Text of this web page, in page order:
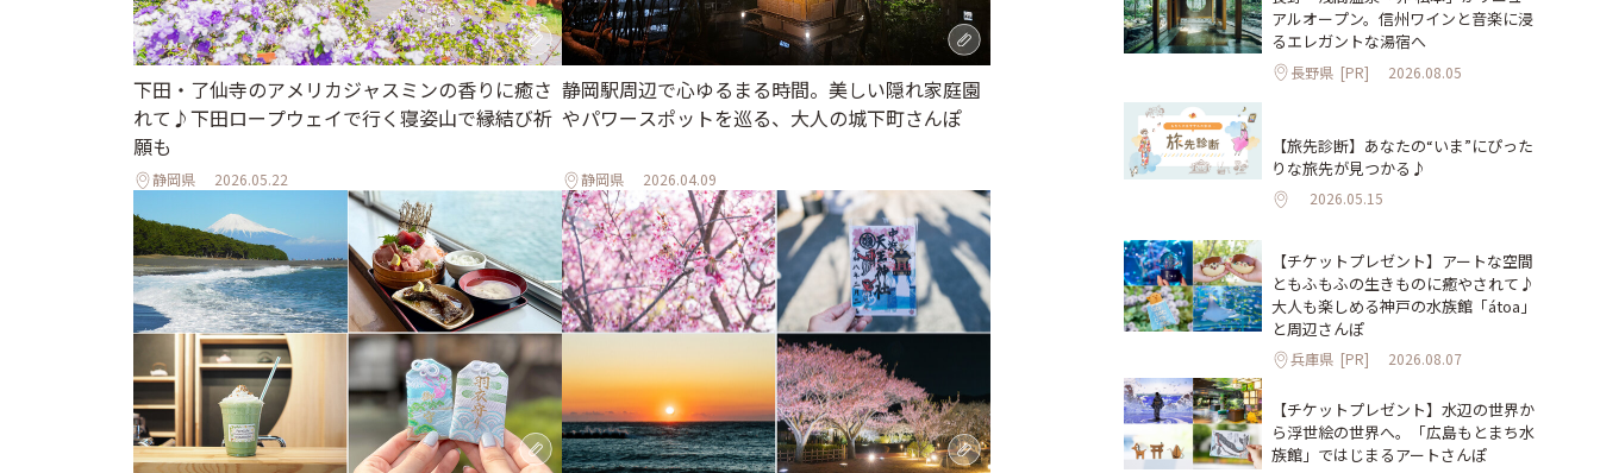
下田・了仙寺のアメリカジャスミンの香りに癒さ
れて♪下田ロープウェイで行く寝姿山で縁結び祈
願も
静岡県 2026.05.22
静岡駅周辺で心ゆるまる時間。美しい隠れ家庭園
やパワースポットを巡る、大人の城下町さんぽ
静岡県 2026.04.09
アルオープン。信州ワインと音楽に浸
るエレガントな湯宿へ
長野県 [PR] 2026.08.05
【旅先診断】あなたの“いま”にぴった
りな旅先が見つかる♪
2026.05.15
【チケットプレゼント】アートな空間
ともふもふの生きものに癒やされて♪
大人も楽しめる神戸の水族館「átoa」
と周辺さんぽ
兵庫県 [PR] 2026.08.07
【チケットプレゼント】水辺の世界か
ら浮世絵の世界へ。「広島もとまち水
族館」ではじまるアートさんぽ